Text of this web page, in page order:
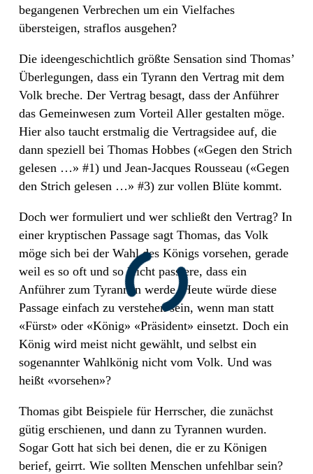
begangenen Verbrechen um ein Vielfaches
übersteigen, straflos ausgehen?
Die ideengeschichtlich größte Sensation sind Thomas’
Überlegungen, dass ein Tyrann den Vertrag mit dem
Volk breche. Der Vertrag besagt, dass der Anführer
das Gemeinwesen zum Vorteil Aller gestalten möge.
Hier also taucht erstmalig die Vertragsidee auf, die
dann speziell bei Thomas Hobbes («Gegen den Strich
gelesen …» #1) und Jean-Jacques Rousseau («Gegen
den Strich gelesen …» #3) zur vollen Blüte kommt.
Doch wer formuliert und wer schließt den Vertrag? In
einer kryptischen Passage sagt Thomas, das Volk
möge sich bei der Wahl des Königs vorsehen, gerade
weil es so oft und so leicht passiere, dass ein
Anführer zum Tyrannen werde. Heute würde diese
Passage einfach zu verstehen sein, wenn man statt
«Fürst» oder «König» «Präsident» einsetzt. Doch ein
König wird meist nicht gewählt, und selbst ein
sogenannter Wahlkönig nicht vom Volk. Und was
heißt «vorsehen»?
Thomas gibt Beispiele für Herrscher, die zunächst
gütig erschienen, und dann zu Tyrannen wurden.
Sogar Gott hat sich bei denen, die er zu Königen
berief, geirrt. Wie sollten Menschen unfehlbar sein?